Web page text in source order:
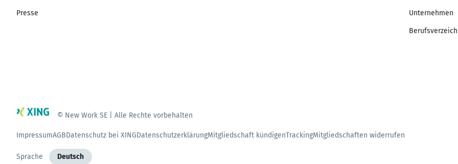
Presse Unternehmen
© New Work SE | Alle Rechte vorbehalten
ImpressumAGBDatenschutz bei XINGDatenschutzerklärungMitgliedschaft kündigenTrackingMitgliedschaften widerrufen
Sprache Deutsch